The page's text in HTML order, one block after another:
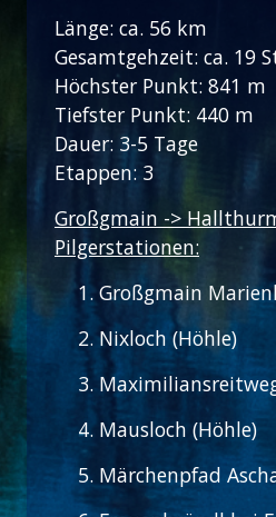
Länge: ca. 56 km
Gesamtgehzeit: ca. 19
Höchster Punkt: 841 m
Tiefster Punkt: 440 m
Dauer: 3-5 Tage
Etappen: 3
Großgmain ->
Pilgerstationen:
Großgmain
Nixloch (Höhle)
Mausloch (Höhle)
Märchenpfad